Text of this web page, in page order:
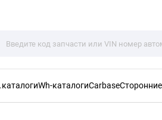
Wh-каталогиCarbase